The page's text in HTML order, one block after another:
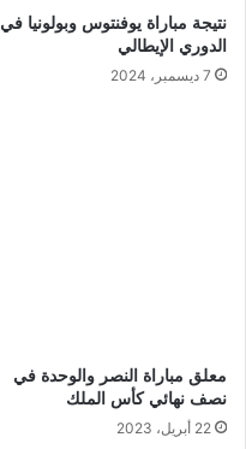
نتيجة مباراة يوفنتوس وبولونيا في
الدوري الإيطالي
7 ديسمبر، 2024
معلق مباراة النصر والوحدة في
نصف نهائي كأس الملك
22 أبريل، 2023